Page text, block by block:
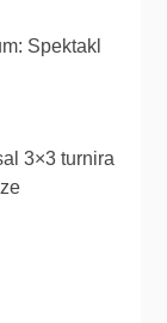
Spektakl
3×3 turnira